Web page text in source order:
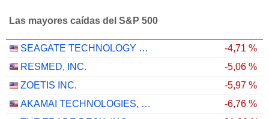
Las mayores caídas del S&P 500
SEAGATE TECHNOLOGY HOLDINGS PLC
-4,71 %
RESMED, INC.
-5,06 %
ZOETIS INC.
-5,97 %
AKAMAI TECHNOLOGIES, INC.
-6,76 %